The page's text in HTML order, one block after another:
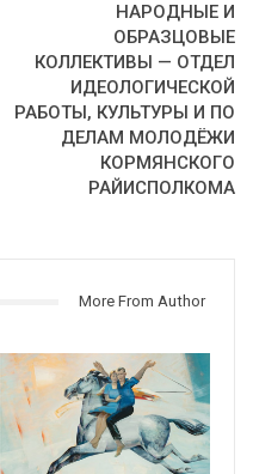
НАРОДНЫЕ И
ОБРАЗЦОВЫЕ
КОЛЛЕКТИВЫ — ОТДЕЛ
ИДЕОЛОГИЧЕСКОЙ
РАБОТЫ, КУЛЬТУРЫ И ПО
ДЕЛАМ МОЛОДЁЖИ
КОРМЯНСКОГО
РАЙИСПОЛКОМА
More From Author